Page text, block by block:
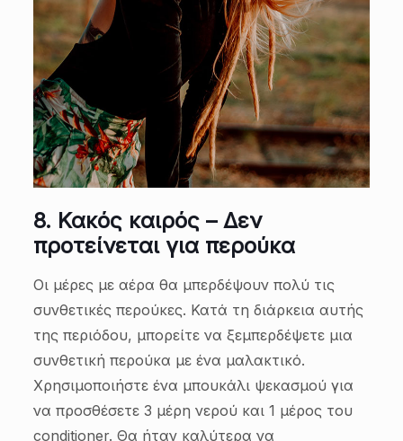
8. Κακός καιρός – Δεν
προτείνεται για περούκα
Οι μέρες με αέρα θα μπερδέψουν πολύ τις
συνθετικές περούκες. Κατά τη διάρκεια αυτής
της περιόδου, μπορείτε να ξεμπερδέψετε μια
συνθετική περούκα με ένα μαλακτικό.
Χρησιμοποιήστε ένα μπουκάλι ψεκασμού για
να προσθέσετε 3 μέρη νερού και 1 μέρος του
conditioner. Θα ήταν καλύτερα να